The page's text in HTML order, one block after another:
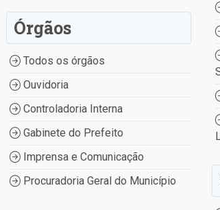
Órgãos
Todos os órgãos
Ouvidoria
Controladoria Interna
Gabinete do Prefeito
Imprensa e Comunicação
Procuradoria Geral do Município